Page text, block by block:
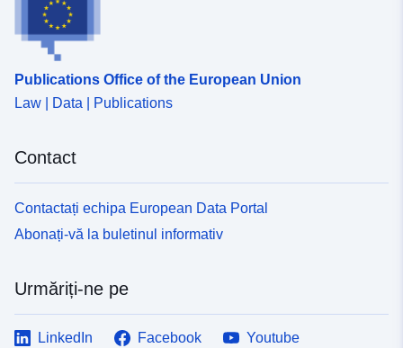
Publications Office of the European Union
Law | Data | Publications
Contact
Contactați echipa European Data Portal
Abonați-vă la buletinul informativ
Urmăriți-ne pe
LinkedIn Facebook
Youtube